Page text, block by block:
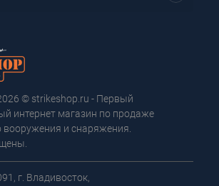
© strikeshop.ru - Первый
интернет магазин по продаже
вооружения и снаряжения.
г. Владивосток,